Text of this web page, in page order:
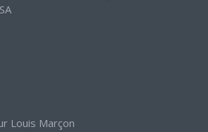
Louis Marçon